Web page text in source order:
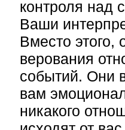
контроля над
Ваши
Вместо этого,
верования
событий. Они
вам
никакого